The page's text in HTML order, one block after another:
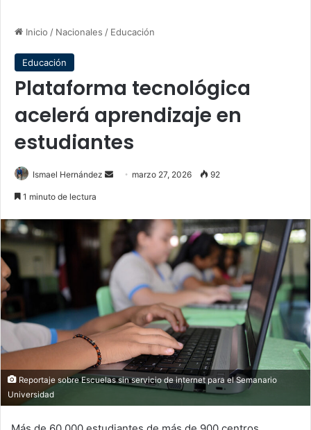
Inicio / Nacionales / Educación
Educación
Plataforma tecnológica
acelerá aprendizaje en
estudiantes
Ismael Hernández
Send marzo 27, 2026 92
1 minuto de lectura
Reportaje sobre Escuelas sin servicio de internet para el Semanario
Universidad